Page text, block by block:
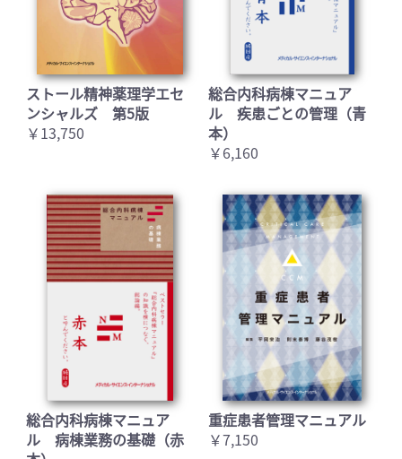
お買い物を続ける カートへ進む
ストール精神薬理学エセ
ンシャルズ 第5版
￥13,750
総合内科病棟マニュア
ル 疾患ごとの管理（青
本）
￥6,160
総合内科病棟マニュア
ル 病棟業務の基礎（赤
重症患者管理マニュアル
￥7,150